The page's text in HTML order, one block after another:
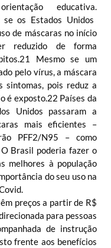
educativa.
se os Estados Unidos
de máscaras no início
reduzido de forma
21
Mesmo se um
pelo vírus, a máscara
sintomas, pois reduz a
é exposto.22 Países da
Unidos passaram a
mais eficientes –
PFF2/N95 – como
Brasil poderia fazer o
melhores à população
do seu uso na
preços a partir de R$
para pessoas
de instrução
frente aos benefícios